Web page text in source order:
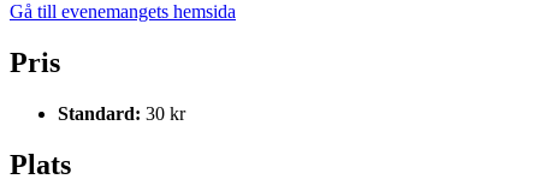
Gå till evenemangets hemsida
Pris
Standard: 30 kr
Plats